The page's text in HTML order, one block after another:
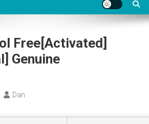
Free[Activated]
Genuine
Dan